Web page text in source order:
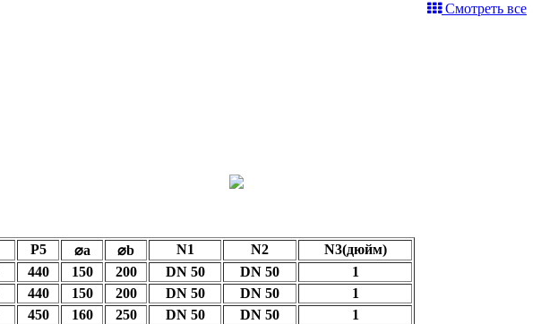
Смотреть все
P5 ⌀a ⌀b N1 N2
N3(дюйм)
440 150 200 DN 50 DN 50
1
440 150 200 DN 50 DN 50
1
450 160 250 DN 50 DN 50
1